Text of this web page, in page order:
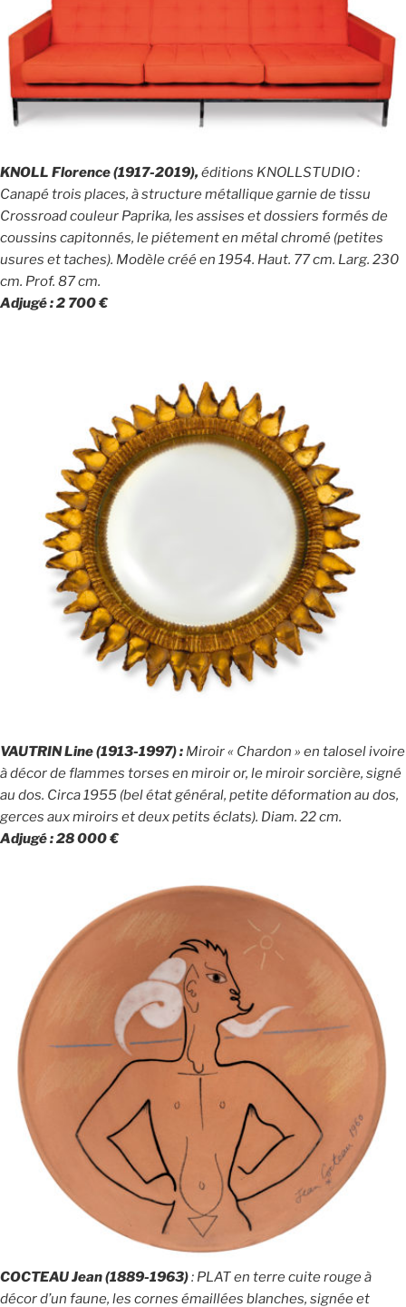
KNOLL Florence (1917-2019), éditions KNOLLSTUDIO :
Canapé trois places, à structure métallique garnie de tissu
Crossroad couleur Paprika, les assises et dossiers formés de
coussins capitonnés, le piétement en métal chromé (petites
usures et taches). Modèle créé en 1954. Haut. 77 cm. Larg. 230
cm. Prof. 87 cm.
Adjugé : 2 700 €
VAUTRIN Line (1913-1997) : Miroir « Chardon » en talosel ivoire
à décor de flammes torses en miroir or, le miroir sorcière, signé
au dos. Circa 1955 (bel état général, petite déformation au dos,
gerces aux miroirs et deux petits éclats). Diam. 22 cm.
Adjugé : 28 000 €
COCTEAU Jean (1889-1963): PLAT en terre cuite rouge à
décor d’un faune, les cornes émaillées blanches, signée et